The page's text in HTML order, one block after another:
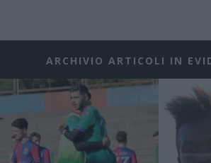
ARCHIVIO ARTICOLI IN